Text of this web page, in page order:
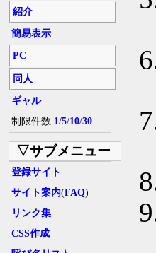
紹介
簡易表示
PC
同人
ギャル
制限件数 1/5/10/30
▽サブメニュー
登録サイト
サイト案内(FAQ)
リンク集
CSS作成